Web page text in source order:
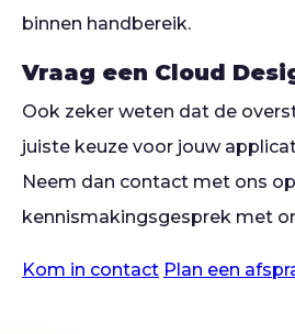
binnen handbereik.
Vraag een Cloud
Ook zeker weten dat de
juiste keuze voor jouw
Neem dan contact met ons
kennismakingsgesprek met
Kom in contact Plan een